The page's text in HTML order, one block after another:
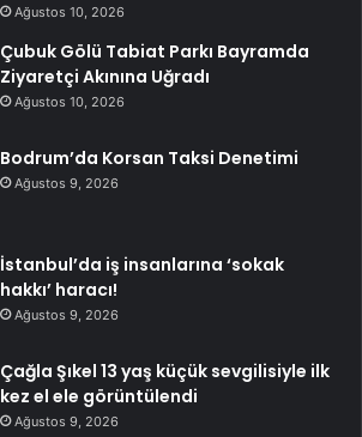
Ağustos 10, 2026
Çubuk Gölü Tabiat Parkı Bayramda
Ziyaretçi Akınına Uğradı
Ağustos 10, 2026
Bodrum’da Korsan Taksi Denetimi
Ağustos 9, 2026
İstanbul’da iş insanlarına ‘sokak
hakkı’ haracı!
Ağustos 9, 2026
Çağla Şıkel 13 yaş küçük sevgilisiyle ilk
kez el ele görüntülendi
Ağustos 9, 2026